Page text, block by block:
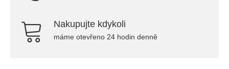
Nakupujte kdykoli
máme otevřeno 24 hodin denně